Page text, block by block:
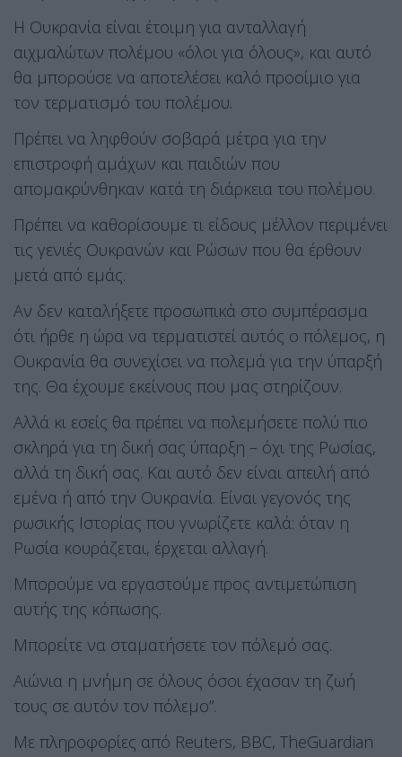
Η Ουκρανία είναι έτοιμη για ανταλλαγή
αιχμαλώτων πολέμου «όλοι για όλους», και αυτό
θα μπορούσε να αποτελέσει καλό προοίμιο για
τον τερματισμό του πολέμου.
Πρέπει να ληφθούν σοβαρά μέτρα για την
επιστροφή αμάχων και παιδιών που
απομακρύνθηκαν κατά τη διάρκεια του πολέμου.
Πρέπει να καθορίσουμε τι είδους μέλλον περιμένει
τις γενιές Ουκρανών και Ρώσων που θα έρθουν
μετά από εμάς.
Αν δεν καταλήξετε προσωπικά στο συμπέρασμα
ότι ήρθε η ώρα να τερματιστεί αυτός ο πόλεμος, η
Ουκρανία θα συνεχίσει να πολεμά για την ύπαρξή
της. Θα έχουμε εκείνους που μας στηρίζουν.
Αλλά κι εσείς θα πρέπει να πολεμήσετε πολύ πιο
σκληρά για τη δική σας ύπαρξη – όχι της Ρωσίας,
αλλά τη δική σας. Και αυτό δεν είναι απειλή από
εμένα ή από την Ουκρανία. Είναι γεγονός της
ρωσικής Ιστορίας που γνωρίζετε καλά: όταν η
Ρωσία κουράζεται, έρχεται αλλαγή.
Μπορούμε να εργαστούμε προς αντιμετώπιση
αυτής της κόπωσης.
Μπορείτε να σταματήσετε τον πόλεμό σας.
Αιώνια η μνήμη σε όλους όσοι έχασαν τη ζωή
τους σε αυτόν τον πόλεμο”.
Με πληροφορίες από Reuters, BBC, TheGuardian